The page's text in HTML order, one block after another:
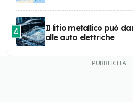
4
Il litio metallico può
alle auto elettriche